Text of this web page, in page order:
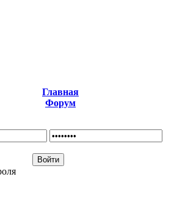
Главная
Форум